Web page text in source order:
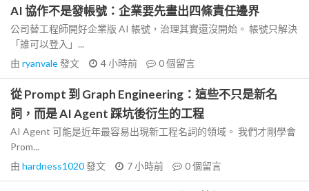
AI 協作不是發帳號：企業要先畫出四條責任邊界
公司替工程師開好企業版 AI 帳號，治理其實還沒開始。 帳號只解決
「誰可以登入」...
由 ryanvale發文 4 小時前 0個留言
從 Prompt 到 Graph Engineering：這些不只是新名
詞，而是 AI Agent 踩坑後衍生的工程
AI Agent 可能是近年最容易出現新工程名詞的領域。 我們才剛學會
Prom...
由 hardness1020發文 7 小時前 0個留言